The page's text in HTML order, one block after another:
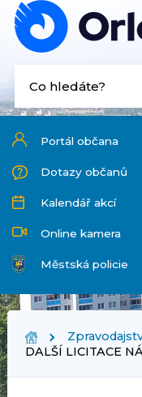
Portál občana
Dotazy občanů
Kalendář akcí
Online kamera
Městská policie
DALŠÍ LICITACE